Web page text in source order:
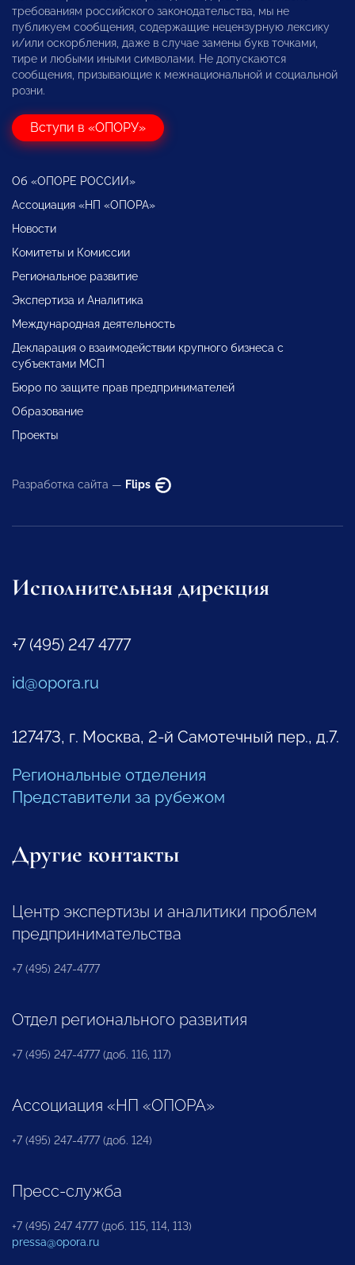
требованиям российского законодательства, мы не
публикуем сообщения, содержащие нецензурную лексику
и/или оскорбления, даже в случае замены букв точками,
тире и любыми иными символами. Не допускаются
сообщения, призывающие к межнациональной и социальной
розни.
Вступи в «ОПОРУ»
Об «ОПОРЕ РОССИИ»
Ассоциация «НП «ОПОРА»
Новости
Комитеты и Комиссии
Региональное развитие
Экспертиза и Аналитика
Международная деятельность
Декларация о взаимодействии крупного бизнеса с
субъектами МСП
Бюро по защите прав предпринимателей
Образование
Проекты
Разработка сайта — Flips
Исполнительная дирекция
+7 (495) 247 4777
id@opora.ru
127473, г. Москва, 2-й Самотечный пер., д.7.
Региональные отделения
Представители за рубежом
Другие контакты
Центр экспертизы и аналитики проблем
предпринимательства
+7 (495) 247-4777
Отдел регионального развития
+7 (495) 247-4777 (доб. 116, 117)
Ассоциация «НП «ОПОРА»
+7 (495) 247-4777 (доб. 124)
Пресс-служба
+7 (495) 247 4777 (доб. 115, 114, 113)
pressa@opora.ru